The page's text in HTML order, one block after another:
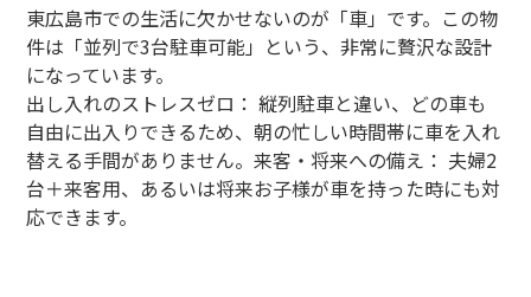
東広島市での生活に欠かせないのが「車」です。この物
件は「並列で3台駐車可能」という、非常に贅沢な設計
になっています。
出し入れのストレスゼロ： 縦列駐車と違い、どの車も
自由に出入りできるため、朝の忙しい時間帯に車を入れ
替える手間がありません。来客・将来への備え： 夫婦2
台＋来客用、あるいは将来お子様が車を持った時にも対
応できます。